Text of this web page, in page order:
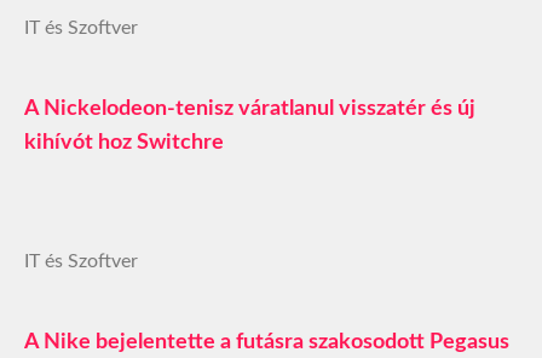
IT és Szoftver
A Nickelodeon-tenisz váratlanul visszatér és új
kihívót hoz Switchre
IT és Szoftver
A Nike bejelentette a futásra szakosodott Pegasus